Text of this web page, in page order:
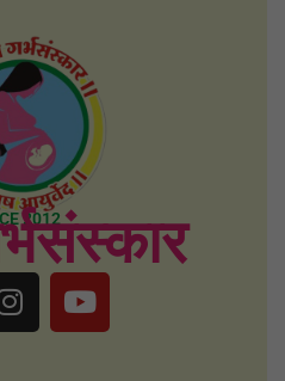
2012
I
n
Y
o